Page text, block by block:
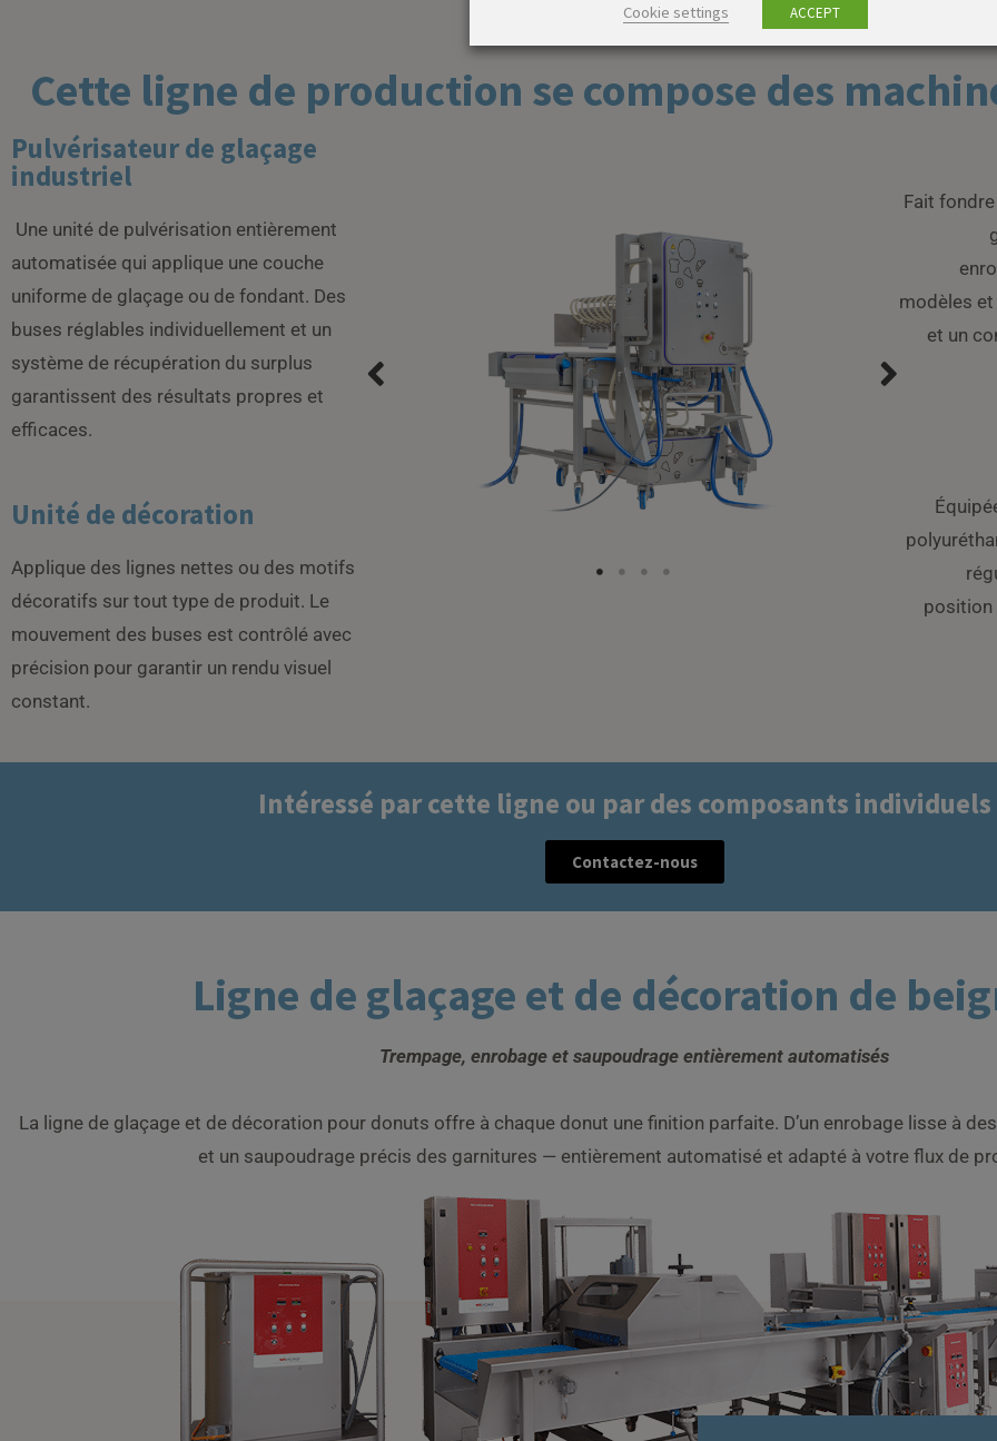
Cette ligne de production se compose des
Pulvérisateur de glaçage
industriel
Une unité de pulvérisation entièrement
automatisée qui applique une couche
uniforme de glaçage ou de fondant. Des
buses réglables individuellement et un
système de récupération du surplus
garantissent des résultats propres et
efficaces.
Unité de décoration
Applique des lignes nettes ou des motifs
décoratifs sur tout type de produit. Le
mouvement des buses est contrôlé avec
précision pour garantir un rendu visuel
constant.
Fait
modèles
et un
position
Intéressé par cette ligne ou par des composants individuels
Contactez-nous
Ligne de glaçage et de décoration de
Trempage, enrobage et saupoudrage entièrement automatisés
La ligne de glaçage et de décoration pour donuts offre à chaque donut une finition parfaite. D’un enrobage lisse à
et un saupoudrage précis des garnitures — entièrement automatisé et adapté à votre flux de
Cookie settings
ACCEPT